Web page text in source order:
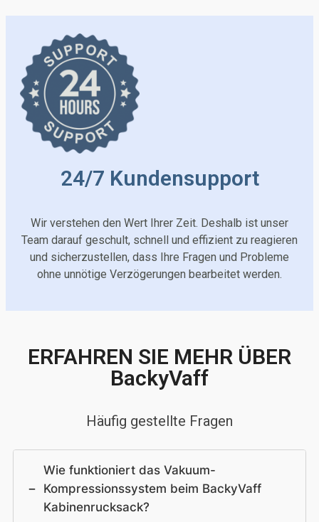
24/7 Kundensupport
Wir verstehen den Wert Ihrer Zeit. Deshalb ist unser
Team darauf geschult, schnell und effizient zu reagieren
und sicherzustellen, dass Ihre Fragen und Probleme
ohne unnötige Verzögerungen bearbeitet werden.
ERFAHREN SIE MEHR ÜBER
BackyVaff
Häufig gestellte Fragen
−
Wie funktioniert das Vakuum-
Kompressionssystem beim BackyVaff
Kabinenrucksack?